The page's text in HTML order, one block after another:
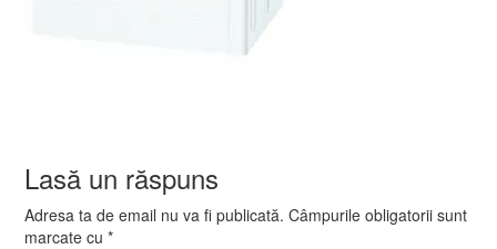
Lasă un răspuns
Adresa ta de email nu va fi publicată. Câmpurile obligatorii sunt
marcate cu*